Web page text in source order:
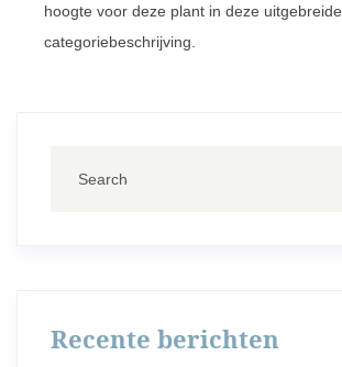
hoogte voor deze plant in deze uitgebreide
categoriebeschrijving.
Recente berichten